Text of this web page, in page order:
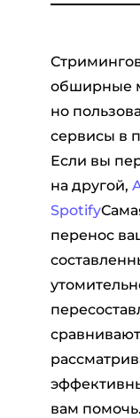
Pandora
конвертер
обширные
но
сервисы в
Если вы
на другой,
Spotify
перенос
вам помочь.